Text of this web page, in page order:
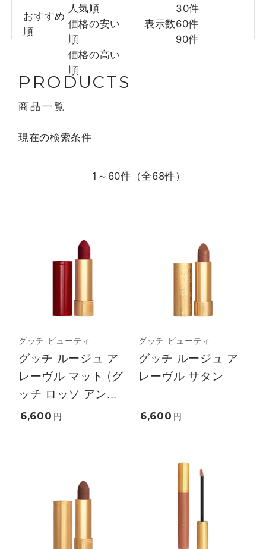
おすすめ
順
人気順
価格の安い
順
価格の高い
順
表示数
30件
60件
90件
PRODUCTS
商品一覧
現在の検索条件
1～60件（全68件）
グッチ ビューティ
グッチ ルージュ ア
レーヴル マット (グ
ッチ ロッソ アン...
6,600 円
グッチ ビューティ
グッチ ルージュ ア
レーヴル サタン
6,600 円